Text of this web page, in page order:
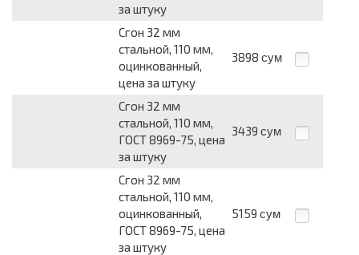
за штуку
Сгон 32 мм
стальной, 110 мм,
оцинкованный,
цена за штуку
3898 сум
Сгон 32 мм
стальной, 110 мм,
ГОСТ 8969-75, цена
за штуку
3439 сум
Сгон 32 мм
стальной, 110 мм,
оцинкованный,
ГОСТ 8969-75, цена
за штуку
5159 сум